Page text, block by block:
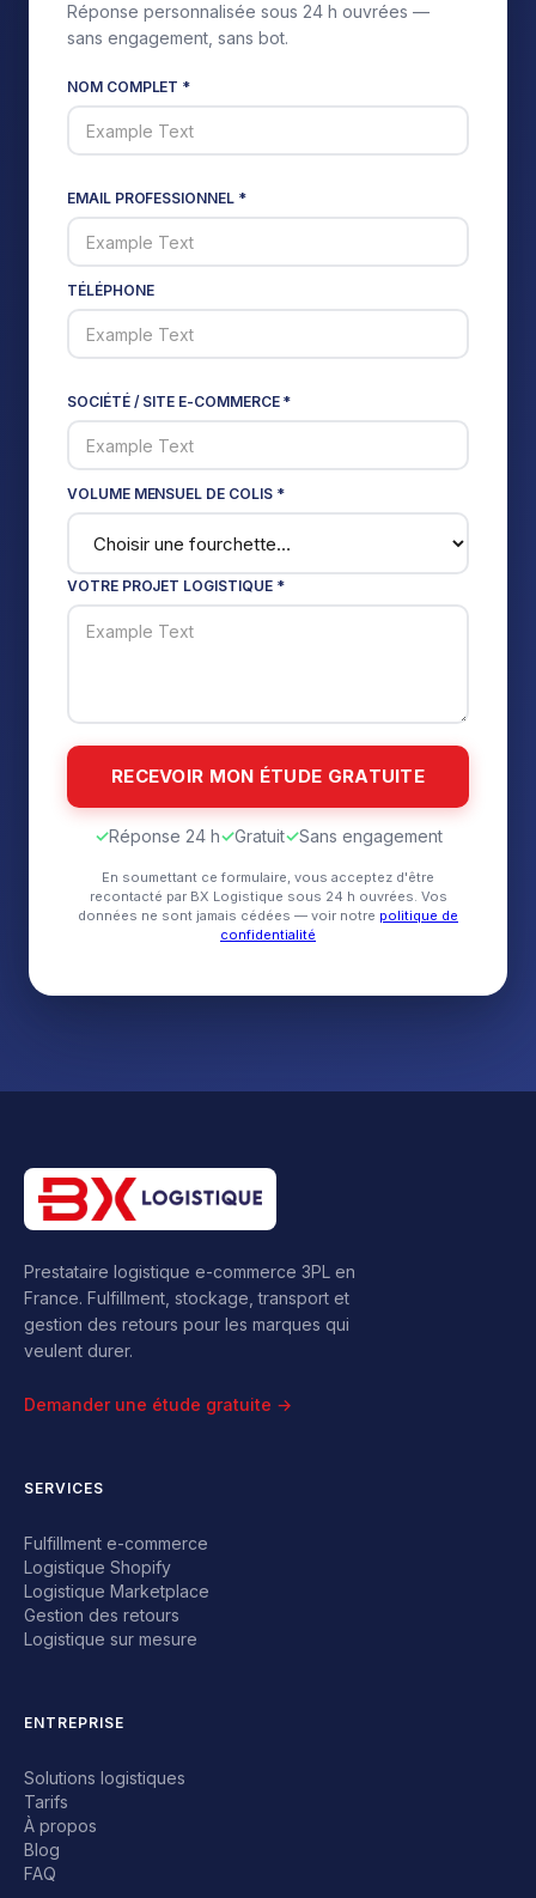
Réponse personnalisée sous 24 h ouvrées —
sans engagement, sans bot.
NOM COMPLET *
EMAIL PROFESSIONNEL *
TÉLÉPHONE
SOCIÉTÉ / SITE E-COMMERCE *
VOLUME MENSUEL DE COLIS *
VOTRE PROJET LOGISTIQUE *
✓Réponse 24 h✓Gratuit✓Sans engagement
En soumettant ce formulaire, vous acceptez d'être
recontacté par BX Logistique sous 24 h ouvrées. Vos
données ne sont jamais cédées — voir notre politique de
confidentialité
Prestataire logistique e-commerce 3PL en
France. Fulfillment, stockage, transport et
gestion des retours pour les marques qui
veulent durer.
Demander une étude gratuite →
SERVICES
Fulfillment e-commerce
Logistique Shopify
Logistique Marketplace
Gestion des retours
Logistique sur mesure
ENTREPRISE
Solutions logistiques
Tarifs
À propos
Blog
FAQ